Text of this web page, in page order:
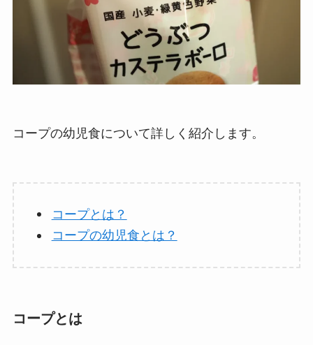
コープの幼児食について詳しく紹介します。
コープとは？
コープの幼児食とは？
コープとは